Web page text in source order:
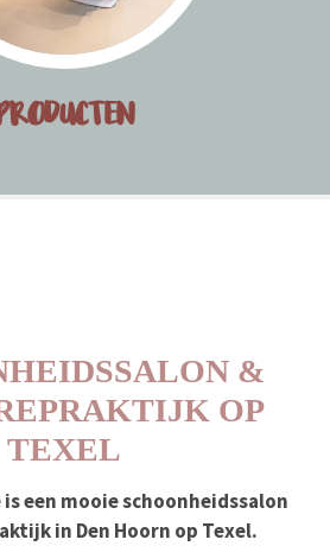
&
OP
TEXEL
een mooie schoonheidssalon
in Den Hoorn op Texel.